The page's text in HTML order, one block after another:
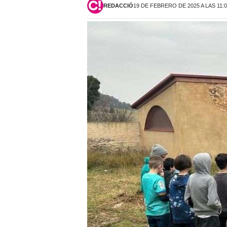
REDACCIÓ19 DE FEBRERO DE 2025 A LAS